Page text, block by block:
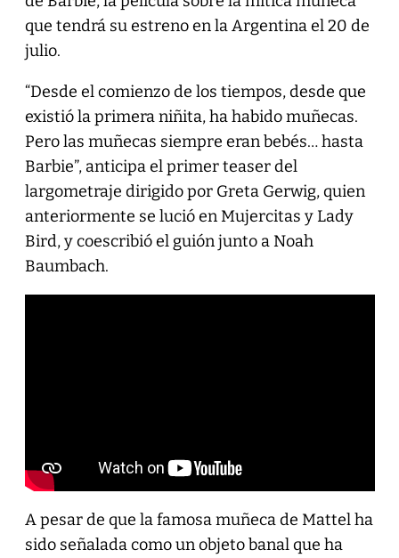
que tendrá su estreno en la Argentina el 20 de
julio.
“Desde el comienzo de los tiempos, desde que
existió la primera niñita, ha habido muñecas.
Pero las muñecas siempre eran bebés… hasta
Barbie”, anticipa el primer teaser del
largometraje dirigido por Greta Gerwig, quien
anteriormente se lució en Mujercitas y Lady
Bird, y coescribió el guión junto a Noah
Baumbach.
A pesar de que la famosa muñeca de Mattel ha
sido señalada como un objeto banal que ha